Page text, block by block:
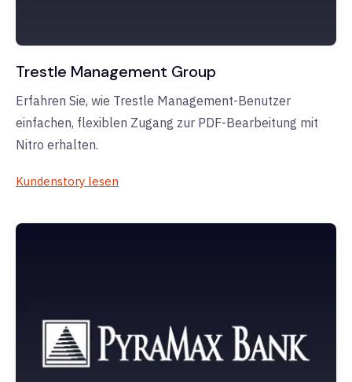
Trestle Management Group
Erfahren Sie, wie Trestle Management-Benutzer
einfachen, flexiblen Zugang zur PDF-Bearbeitung mit
Nitro erhalten.
Kundenstory lesen